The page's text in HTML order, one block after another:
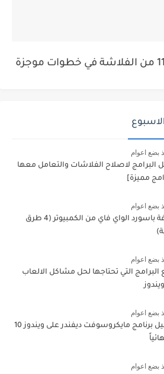
بضع اعوام
البرامج لاصلاح الفلاشات والتعامل معها
بضع اعوام
معرفة باسورد الواي فاي من الكمبيوتر (4 طرق
بضع اعوام
البرامج التي تحتاجها لحل مشاكل الالعاب
بضع اعوام
تعطيل برنامج مايكروسوفت ديفندر على ويندوز 10
بضع اعوام